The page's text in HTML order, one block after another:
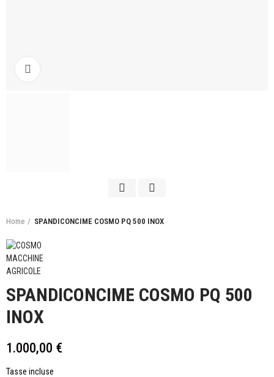
Home SPANDICONCIME COSMO PQ 500 INOX
SPANDICONCIME COSMO PQ 500
INOX
1.000,00 €
Tasse incluse